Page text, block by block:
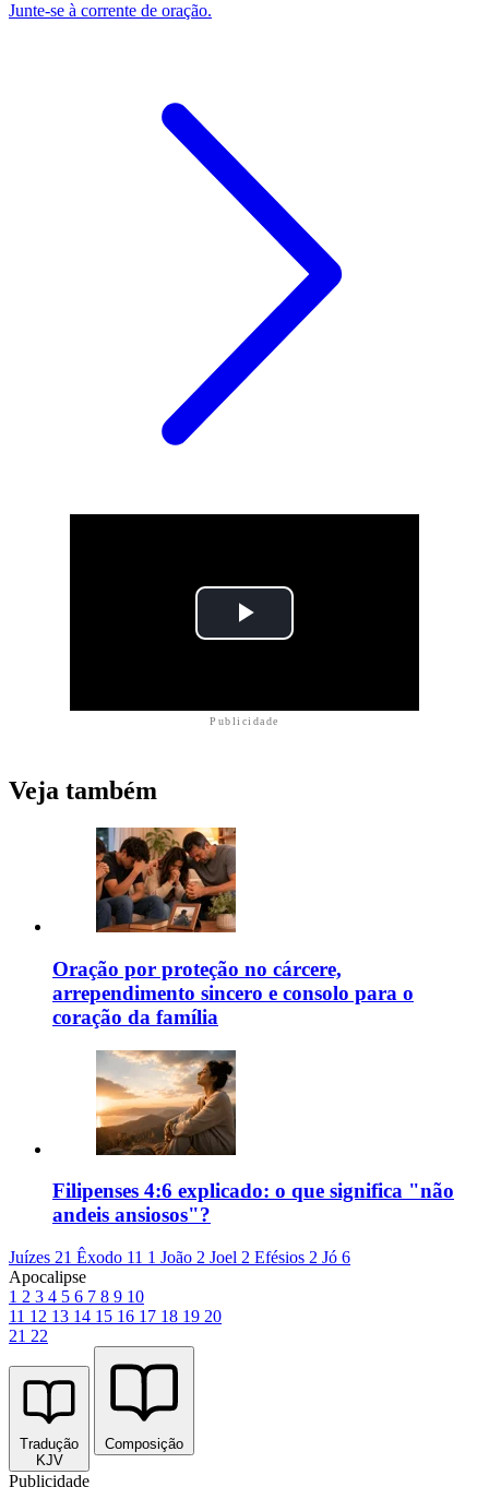
Junte-se à corrente de oração.
Publicidade
Veja também
Oração por proteção no cárcere,
arrependimento sincero e consolo para o
coração da família
Filipenses 4:6 explicado: o que significa "não
andeis ansiosos"?
Juízes 21 Êxodo 11 1 João 2 Joel 2 Efésios 2 Jó 6
Apocalipse
1 2 3 4 5 6 7 8 9 10
11 12 13 14 15 16 17 18 19 20
21 22
Tradução
KJV
Composição
Publicidade